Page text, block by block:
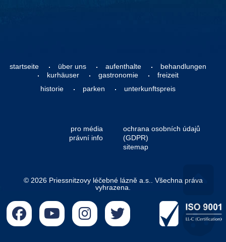
startseite über uns aufenthalte
behandlungen
kurhäuser
gastronomie
freizeit
historie
parken unterkunftspreis
pro média
právní info
ochrana osobních údajů
(GDPR)
sitemap
© 2026 Priessnitzovy léčebné lázně a.s.. Všechna práva
vyhrazena.
Go